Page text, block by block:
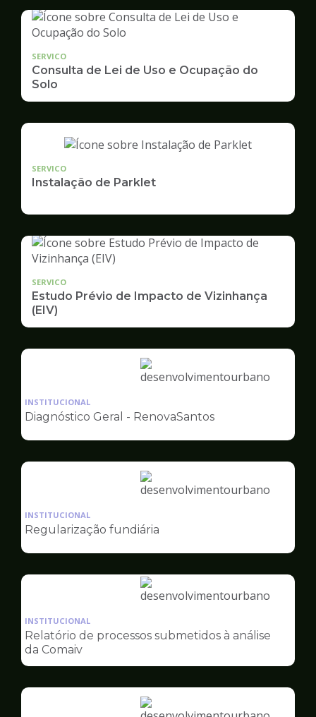
SERVICO
Consulta de Lei de Uso e Ocupação do
Solo
SERVICO
Instalação de Parklet
SERVICO
Estudo Prévio de Impacto de Vizinhança
(EIV)
Ilustração
pagina
Desenvolvimento
Urbano
INSTITUCIONAL
Diagnóstico Geral - RenovaSantos
Ilustração
pagina
Desenvolvimento
Urbano
INSTITUCIONAL
Regularização fundiária
Ilustração
pagina
Desenvolvimento
INSTITUCIONAL
Relatório de processos submetidos à análise
da Comaiv